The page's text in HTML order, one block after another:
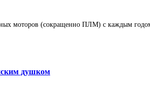
моторов (сокращенно ПЛМ) с каждым
душком